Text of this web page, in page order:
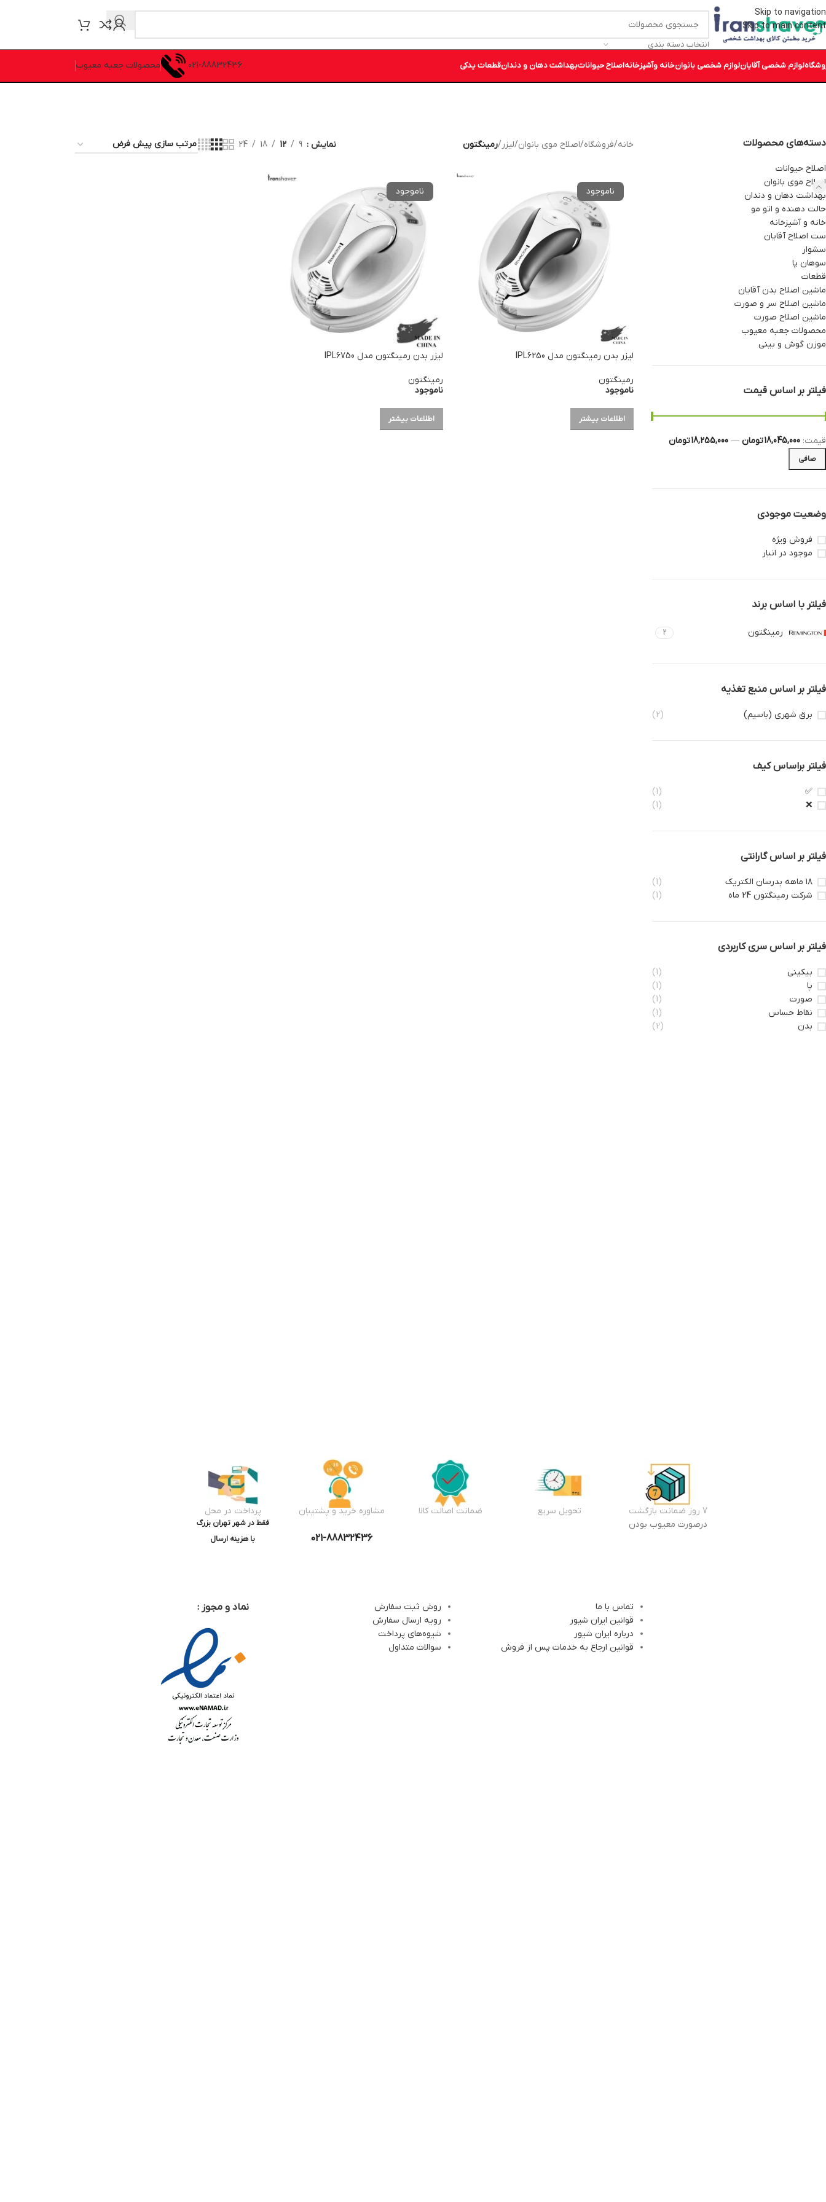
Skip to navigation
Skip to main content
انتخاب دسته بندی
لوازم شخصی آقایانلوازم شخصی بانوانخانه وآشپزخانهاصلاح حیواناتبهداشت دهان و دندانقطعات یدکی 021-88832436 محصولات جعبه معیوب
دسته‌های محصولات
اصلاح حیوانات
اصلاح موی بانوان
بهداشت دهان و دندان
حالت دهنده و اتو مو
خانه و آشپزخانه
ست اصلاح آقایان
سشوار
سوهان پا
قطعات
ماشین اصلاح بدن آقایان
ماشین اصلاح سر و صورت
ماشین اصلاح صورت
محصولات جعبه معیوب
موزن گوش و بینی
فیلتر بر اساس قیمت
صافی
قيمت: 18,045,000 تومان — 18,255,000 تومان
وضعیت موجودی
فروش ویژه
موجود در انبار
فیلتر با اساس برند
رمینگتون 2
فیلتر بر اساس منبع تغذیه
برق شهری (باسیم) (2)
فیلتر براساس کیف
✅
(1)
❌
(1)
فیلتر بر اساس گارانتی
۱۸ ماهه بدرسان الکتریک
(1)
شرکت رمینگتون 24 ماه
(1)
فیلتر بر اساس سری کاربردی
بیکینی
(1)
پا
(1)
صورت
(1)
نقاط حساس
(1)
بدن
(2)
خانه/فروشگاه/اصلاح موی بانوان/لیزر/رمینگتون نمایش 9
12
18
24
لیزر بدن رمینگتون مدل IPL6250
رمینگتون
ناموجود
اطلاعات بیشتر
لیزر بدن رمینگتون مدل IPL6750
رمینگتون
ناموجود
اطلاعات بیشتر
7 روز ضمانت بازگشت
درصورت معیوب بودن
تحویل سریع ضمانت اصالت کالا مشاوره خرید و پشتیبان
021-88832436
پرداخت در محل
فقط در شهر تهران بزرگ
با هزینه ارسال
تماس با ما
قوانین ایران شیور
درباره ایران شیور
قوانین ارجاع به خدمات پس از فروش
روش ثبت سفارش
رویه ارسال سفارش
شیوه‌های پرداخت
سوالات متداول
نماد و مجوز :